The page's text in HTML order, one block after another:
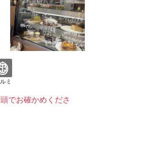
ミ
でお確かめくださ